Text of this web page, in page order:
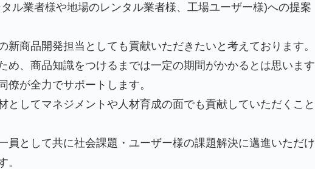
ル業者様や地場のレンタル業者様、工場ユーザー様)への提案
新商品開発担当としても貢献いただきたいと考えております。
め、商品知識をつけるまでは一定の期間がかかるとは思います
僚が全力でサポートします。
としてマネジメントや人材育成の面でも貢献していただくこと
員として共に社会課題・ユーザー様の課題解決に邁進いただけ
。